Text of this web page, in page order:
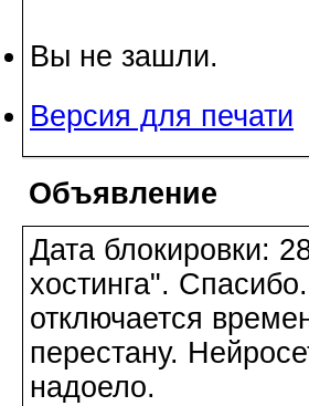
Вы не зашли.
Версия для печати
Объявление
Дата блокировки:
хостинга".
отключается
перестану.
надоело.